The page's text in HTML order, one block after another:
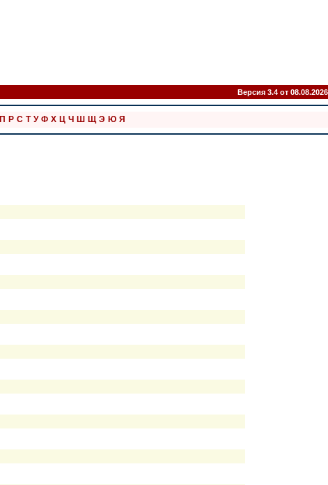
Версия 3.4 от 08.08.2026
П Р С Т У Ф Х Ц Ч Ш Щ Э Ю Я